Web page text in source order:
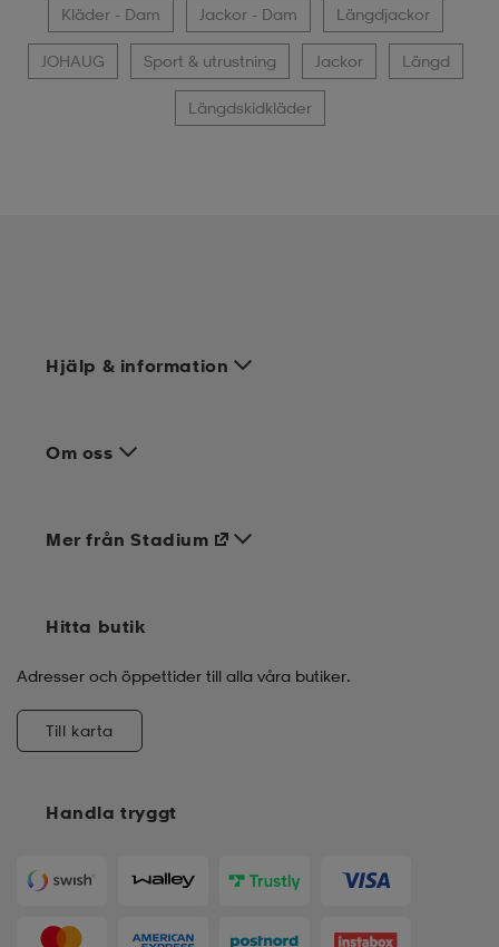
Kläder - Dam Jackor - Dam Längdjackor
JOHAUG Sport & utrustning Jackor Längd
Längdskidkläder
Hjälp & information
Om oss
Handla tryggt
Mer från Stadium
Hitta butik
Adresser och öppettider till alla våra butiker.
Till karta